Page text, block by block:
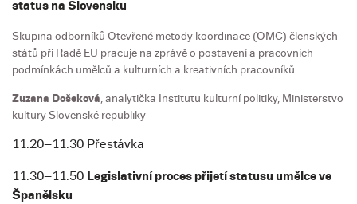
status na Slovensku
Skupina odborníků Otevřené metody koordinace (OMC) členských
států při Radě EU pracuje na zprávě o postavení a pracovních
podmínkách umělců a kulturních a kreativních pracovníků.
Zuzana Došeková, analytička Institutu kulturní politiky, Ministerstvo
kultury Slovenské republiky
11.20–11.30 Přestávka
11.30–11.50 Legislativní proces přijetí statusu umělce ve
Španělsku